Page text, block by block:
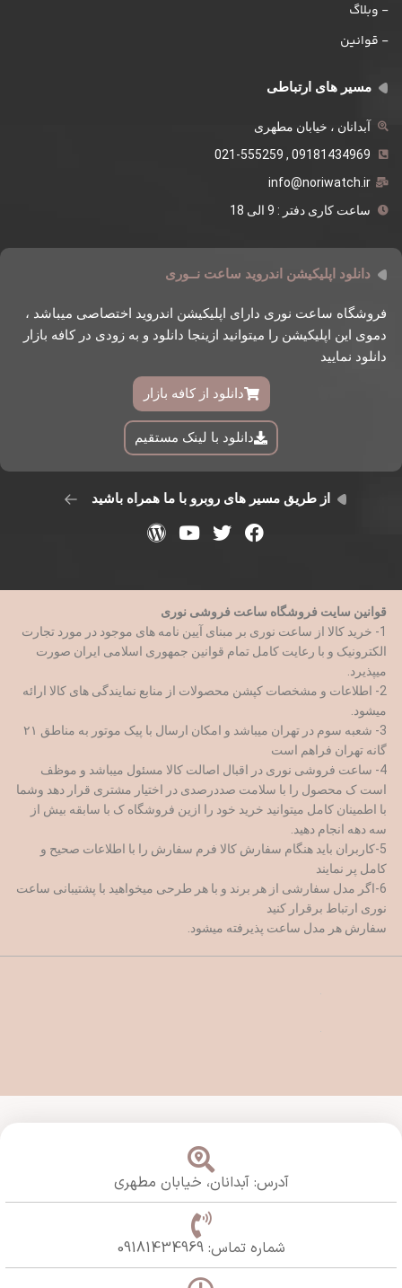
- وبلاگ
- قوانین
مسیر های ارتباطی
آبدانان ، خیابان مطهری
09181434969 , 021-555259
info@noriwatch.ir
ساعت کاری دفتر : 9 الی 18
دانلود اپلیکیشن اندروید ساعت نــوری
فروشگاه ساعت نوری دارای اپلیکیشن اندروید اختصاصی میباشد ،
دموی این اپلیکیشن را میتوانید ازینجا دانلود و به زودی در کافه بازار
دانلود نمایید
دانلود از کافه بازار
دانلود با لینک مستقیم
از طریق مسیر های روبرو با ما همراه باشید
قوانین سایت فروشگاه ساعت فروشی نوری
1- خرید کالا از ساعت نوری بر مبنای آیین نامه های موجود در مورد تجارت
الکترونیک و با رعایت کامل تمام قوانین جمهوری اسلامی ایران صورت
میپذیرد.
2- اطلاعات و مشخصات کپشن محصولات از منابع نمایندگی های کالا ارائه
میشود.
3- شعبه سوم در تهران میباشد و امکان ارسال با پیک موتور به مناطق ۲۱
گانه تهران فراهم است
4- ساعت فروشی نوری در اقبال اصالت کالا مسئول میباشد و موظف
است ک محصول را با سلامت صددرصدی در اختیار مشتری قرار دهد وشما
با اطمینان کامل میتوانید خرید خود را ازین فروشگاه ک با سابقه بیش از
سه دهه انجام دهید.
5-کاربران باید هنگام سفارش کالا فرم سفارش را با اطلاعات صحیح و
کامل پر نمایند
6-اگر مدل سفارشی از هر برند و با هر طرحی میخواهید با پشتیبانی ساعت
نوری ارتباط برقرار کنید
سفارش هر مدل ساعت پذیرفته میشود.
آدرس: آبدانان، خیابان مطهری
شماره تماس: 09181434969